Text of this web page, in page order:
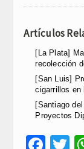
Artículos
[La Plata]
recolección
[San Luis]
cigarrillos en
[Santiago
Proyectos